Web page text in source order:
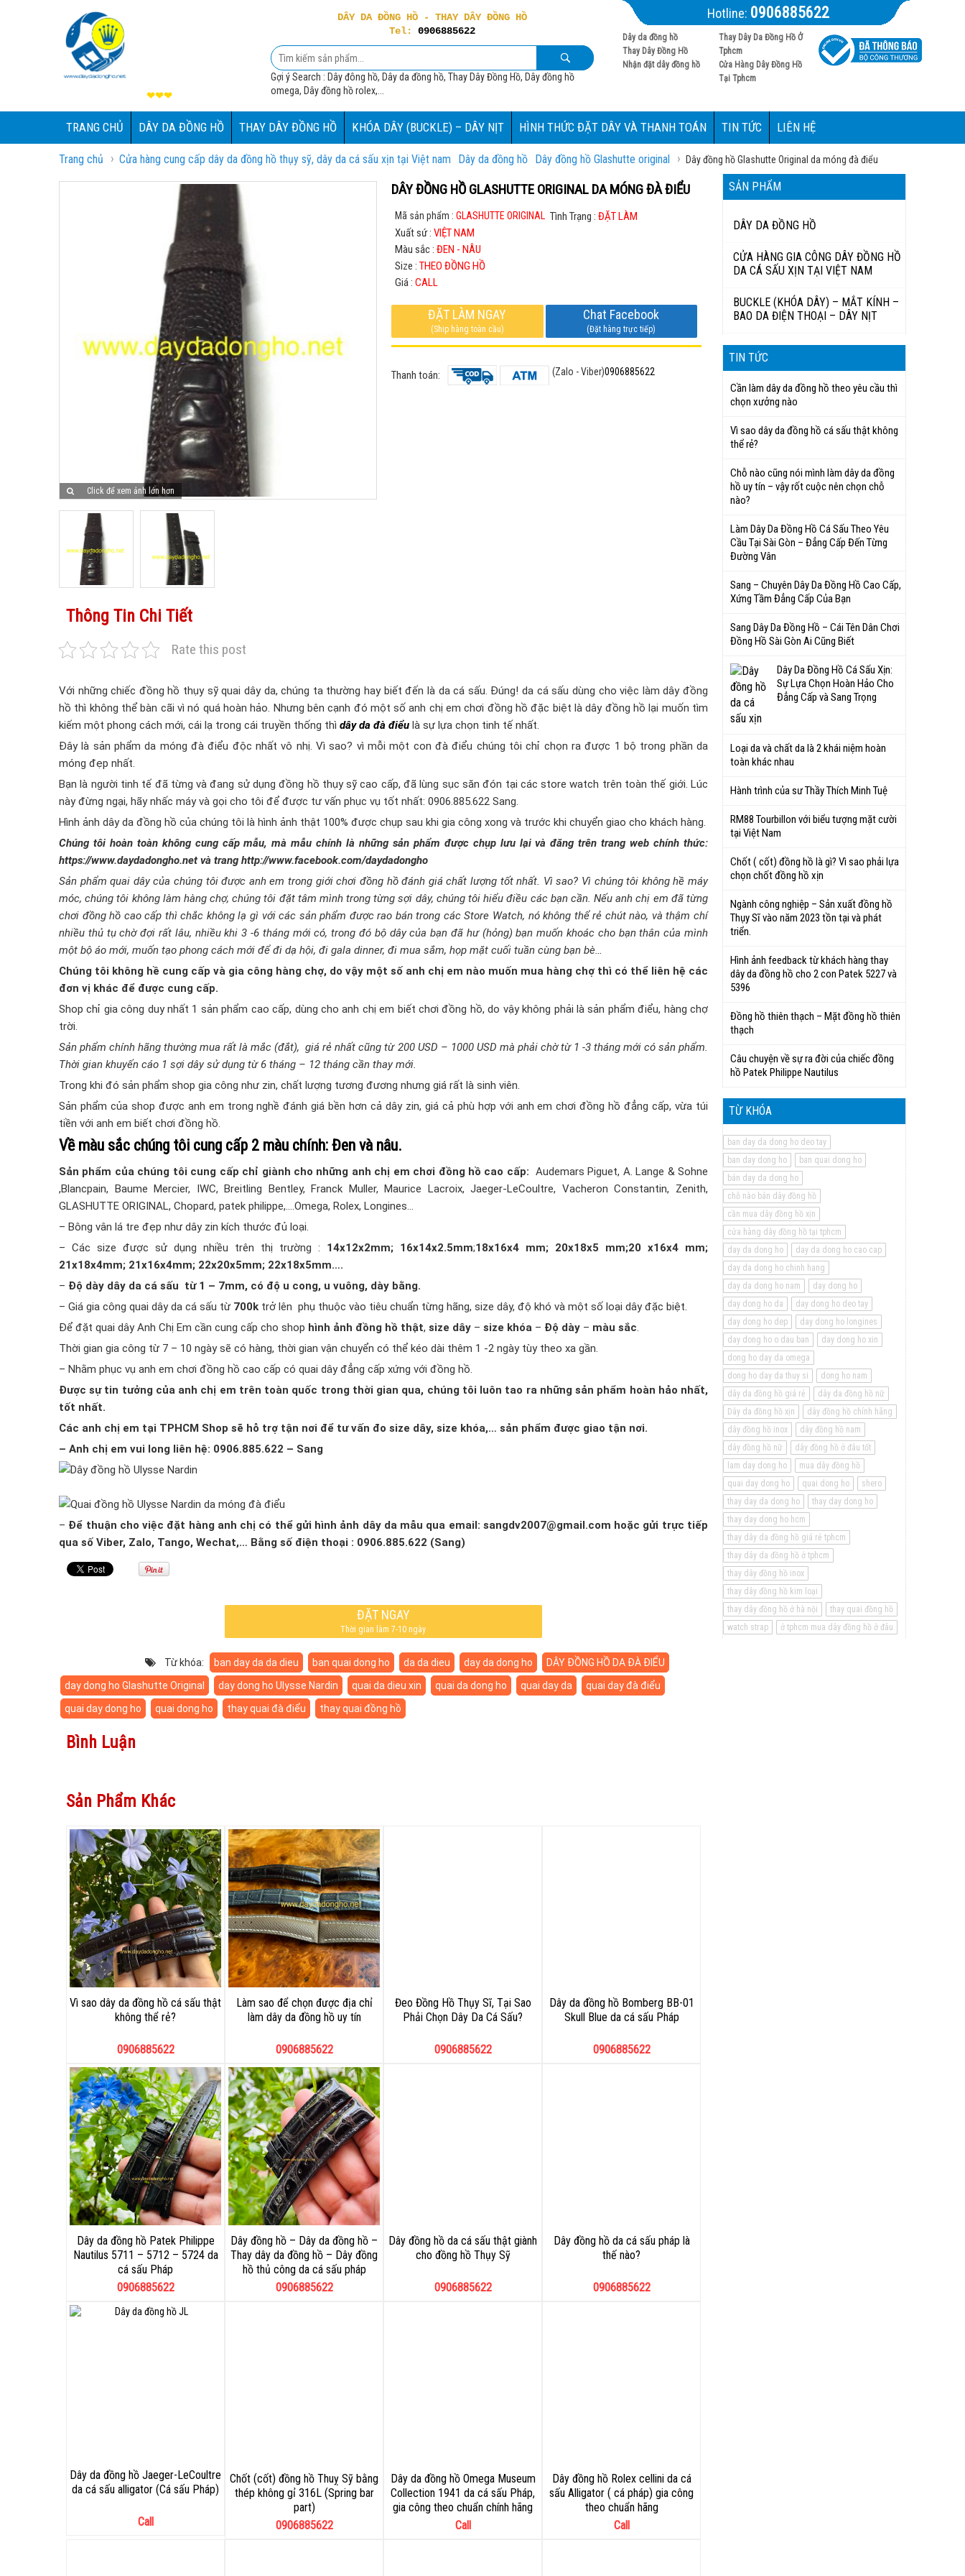
❤❤❤
DÂY DA ĐỒNG HỒ - THAY DÂY ĐỒNG HỒ
Tel: 0906885622
Gợi ý Search : Dây đông hồ, Dây da đồng hồ, Thay Dây Đồng Hồ, Dây đồng hồ
omega, Dây đồng hồ rolex,...
Hotline: 0906885622
Dây da đồng hồ
Thay Dây Đồng Hồ
Nhận đặt dây đồng hồ
Thay Dây Da Đồng Hồ Ở
Tphcm
Cửa Hàng Dây Đồng Hồ
Tại Tphcm
TRANG CHỦ DÂY DA ĐỒNG HỒ THAY DÂY ĐỒNG HỒ KHÓA DÂY (BUCKLE) – DÂY NỊT HÌNH THỨC ĐẶT DÂY VÀ THANH TOÁN TIN TỨC LIÊN HỆ
Trang chủ › Cửa hàng cung cấp dây da đồng hồ thụy sỹ, dây da cá sấu xịn tại Việt nam Dây da đồng hồ Dây đồng hồ Glashutte original › Dây đồng hồ Glashutte Original da móng đà điểu
Click để xem ảnh lớn hơn
DÂY ĐỒNG HỒ GLASHUTTE ORIGINAL DA MÓNG ĐÀ ĐIỂU
Mã sản phẩm : GLASHUTTE ORIGINAL Tình Trạng : ĐẶT LÀM
Xuất sứ : VIỆT NAM
Màu sắc : ĐEN - NÂU
Size : THEO ĐỒNG HỒ
Giá : CALL
ĐẶT LÀM NGAY
(Ship hàng toàn cầu)
Chat Facebook
(Đặt hàng trực tiếp)
Thanh toán: (Zalo - Viber)0906885622
Thông Tin Chi Tiết
Rate this post
Với những chiếc đồng hồ thụy sỹ quai dây da, chúng ta thường hay biết đến là da cá sấu. Đúng! da cá sấu dùng cho việc làm dây đồng
hồ thì không thể bàn cãi vì nó quá hoàn hảo. Nhưng bên cạnh đó một số anh chị em chơi đồng hồ đặc biệt là dây đồng hồ lại muốn tìm
kiếm một phong cách mới, cái lạ trong cái truyền thống thì dây da đà điểu là sự lựa chọn tinh tế nhất.
Đây là sản phẩm da móng đà điểu độc nhất vô nhị. Vì sao? vì mỗi một con đà điểu chúng tôi chỉ chọn ra được 1 bộ trong phần da
móng đẹp nhất.
Bạn là người tinh tế đã từng và đang sử dụng đồng hồ thụy sỹ cao cấp, đã lùng sục săn đón tại các store watch trên toàn thế giới. Lúc
này đừng ngại, hãy nhấc máy và gọi cho tôi để được tư vấn phục vụ tốt nhất: 0906.885.622 Sang.
Hình ảnh dây da đồng hồ của chúng tôi là hình ảnh thật 100% được chụp sau khi gia công xong và trước khi chuyển giao cho khách hàng.
Chúng tôi hoàn toàn không cung cấp mẫu, mà mẫu chính là những sản phẩm được chụp lưu lại và đăng trên trang web chính thức:
https://www.daydadongho.net và trang http://www.facebook.com/daydadongho
Sản phẩm quai dây của chúng tôi được anh em trong giới chơi đồng hồ đánh giá chất lượng tốt nhất. Vì sao? Vì chúng tôi không hề máy
móc, chúng tôi không làm hàng chợ, chúng tôi đặt tâm mình trong từng sợi dây, chúng tôi hiểu điều các bạn cần. Nếu anh chị em đã từng
chơi đồng hồ cao cấp thì chắc không lạ gì với các sản phẩm được rao bán trong các Store Watch, nó không thể rẻ chút nào, và thậm chí
nhiều thủ tụ chờ đợi rất lâu, nhiều khi 3 -6 tháng mới có, trong đó bộ dây của bạn đã hư (hỏng) bạn muốn khoác cho bạn thân của mình
một bộ áo mới, muốn tạo phong cách mới để đi dạ hội, đi gala dinner, đi mua sắm, họp mặt cuối tuần cùng bạn bè…
Chúng tôi không hề cung cấp và gia công hàng chợ, do vậy một số anh chị em nào muốn mua hàng chợ thì có thể liên hệ các
đơn vị khác để được cung cấp.
Shop chỉ gia công duy nhất 1 sản phẩm cao cấp, dùng cho anh chị em biết chơi đồng hồ, do vậy không phải là sản phẩm điểu, hàng chợ
trời.
Sản phẩm chính hãng thường mua rất là mắc (đắt), giá rẻ nhất cũng từ 200 USD – 1000 USD mà phải chờ từ 1 -3 tháng mới có sản phẩm.
Thời gian khuyến cáo 1 sợi dây sử dụng từ 6 tháng – 12 tháng cần thay mới.
Trong khi đó sản phẩm shop gia công như zin, chất lượng tương đương nhưng giá rất là sinh viên.
Sản phẩm của shop được anh em trong nghề đánh giá bền hơn cả dây zin, giá cả phù hợp với anh em chơi đồng hồ đẳng cấp, vừa túi
tiền với anh em biết chơi đồng hồ.
Về màu sắc chúng tôi cung cấp 2 màu chính: Đen và nâu.
Sản phẩm của chúng tôi cung cấp chỉ giành cho những anh chị em chơi đồng hồ cao cấp: Audemars Piguet, A. Lange & Sohne
,Blancpain, Baume Mercier, IWC, Breitling Bentley, Franck Muller, Maurice Lacroix, Jaeger-LeCoultre, Vacheron Constantin, Zenith,
GLASHUTTE ORIGINAL, Chopard, patek philippe,….Omega, Rolex, Longines…
– Bông vân lá tre đẹp như dây zin kích thước đủ loại.
– Các size được sử dụng nhiều trên thị trường : 14x12x2mm; 16x14x2.5mm;18x16x4 mm; 20x18x5 mm;20 x16x4 mm;
21x18x4mm; 21x16x4mm; 22x20x5mm; 22x18x5mm….
– Độ dày dây da cá sấu từ 1 – 7mm, có độ u cong, u vuông, dày bằng.
– Giá gia công quai dây da cá sấu từ 700k trở lên phụ thuộc vào tiêu chuẩn từng hãng, size dây, độ khó và một số loại dây đặc biệt.
Để đặt quai dây Anh Chị Em cần cung cấp cho shop hình ảnh đồng hồ thật, size dây – size khóa – Độ dày – màu sắc.
Thời gian gia công từ 7 – 10 ngày sẽ có hàng, thời gian vận chuyển có thể kéo dài thêm 1 -2 ngày tùy theo xa gần.
– Nhằm phục vụ anh em chơi đồng hồ cao cấp có quai dây đẳng cấp xứng với đồng hồ.
Được sự tin tưởng của anh chị em trên toàn quốc trong thời gian qua, chúng tôi luôn tao ra những sản phẩm hoàn hảo nhất,
tốt nhất.
Các anh chị em tại TPHCM Shop sẽ hỗ trợ tận nơi để tư vấn đo size dây, size khóa,… sản phẩm được giao tận nơi.
– Anh chị em vui long liên hệ: 0906.885.622 – Sang
– Để thuận cho việc đặt hàng anh chị có thể gửi hình ảnh dây da mẫu qua email: sangdv2007@gmail.com hoặc gửi trực tiếp
qua số Viber, Zalo, Tango, Wechat,… Bằng số điện thoại : 0906.885.622 (Sang)
ĐẶT NGAY
Thời gian làm 7-10 ngày
Từ khóa: ban day da da dieu ban quai dong ho da da dieu day da dong ho
DÂY ĐỒNG HỒ DA ĐÀ ĐIỂU
day dong ho Glashutte Original
day dong ho Ulysse Nardin quai da dieu xin quai da dong ho quai day da
quai day đà điểu
quai day dong ho
quai dong ho thay quai đà điểu thay quai đồng hồ
Bình Luận
Sản Phẩm Khác
Vì sao dây da đồng hồ cá sấu thật
không thể rẻ?
0906885622
Làm sao để chọn được địa chỉ
làm dây da đồng hồ uy tín
0906885622
Đeo Đồng Hồ Thụy Sĩ, Tại Sao
Phải Chọn Dây Da Cá Sấu?
0906885622
Dây da đồng hồ Bomberg BB-01
Skull Blue da cá sấu Pháp
0906885622
Dây da đồng hồ Patek Philippe
Nautilus 5711 – 5712 – 5724 da
cá sấu Pháp
0906885622
Dây đồng hồ – Dây da đồng hồ –
Thay dây da đồng hồ – Dây đồng
hồ thủ công da cá sấu pháp
0906885622
Dây đồng hồ da cá sấu thật giành
cho đồng hồ Thụy Sỹ
0906885622
Dây đồng hồ da cá sấu pháp là
thế nào?
0906885622
Dây da đồng hồ Jaeger-LeCoultre
da cá sấu alligator (Cá sấu Pháp)
Call
Chốt (cốt) đồng hồ Thuỵ Sỹ bằng
thép không gỉ 316L (Spring bar
part)
0906885622
Dây da đồng hồ Omega Museum
Collection 1941 da cá sấu Pháp,
gia công theo chuẩn chính hãng
Call
Dây đồng hồ Rolex cellini da cá
sấu Alligator ( cá pháp) gia công
theo chuẩn hãng
Call
SẢN PHẨM
DÂY DA ĐỒNG HỒ
CỬA HÀNG GIA CÔNG DÂY ĐỒNG HỒ
DA CÁ SẤU XỊN TẠI VIỆT NAM
BUCKLE (KHÓA DÂY) – MẮT KÍNH –
BAO DA ĐIỆN THOẠI – DÂY NỊT
TIN TỨC
Cần làm dây da đồng hồ theo yêu cầu thì
chọn xưởng nào
Vì sao dây da đồng hồ cá sấu thật không
thể rẻ?
Chỗ nào cũng nói mình làm dây da đồng
hồ uy tín – vậy rốt cuộc nên chọn chỗ
nào?
Làm Dây Da Đồng Hồ Cá Sấu Theo Yêu
Cầu Tại Sài Gòn – Đẳng Cấp Đến Từng
Đường Vân
Sang – Chuyên Dây Da Đồng Hồ Cao Cấp,
Xứng Tầm Đẳng Cấp Của Bạn
Sang Dây Da Đồng Hồ – Cái Tên Dân Chơi
Đồng Hồ Sài Gòn Ai Cũng Biết
Dây Da Đồng Hồ Cá Sấu Xịn:
Sự Lựa Chọn Hoàn Hảo Cho
Đẳng Cấp và Sang Trọng
Loại da và chất da là 2 khái niệm hoàn
toàn khác nhau
Hành trình của sư Thầy Thích Minh Tuệ
RM88 Tourbillon với biểu tượng mặt cười
tại Việt Nam
Chốt ( cốt) đồng hồ là gì? Vì sao phải lựa
chọn chốt đồng hồ xịn
Ngành công nghiệp – Sản xuất đồng hồ
Thụy Sĩ vào năm 2023 tồn tại và phát
triển.
Hình ảnh feedback từ khách hàng thay
dây da đồng hồ cho 2 con Patek 5227 và
5396
Đồng hồ thiên thạch – Mặt đồng hồ thiên
thạch
Câu chuyện về sự ra đời của chiếc đồng
hồ Patek Philippe Nautilus
TỪ KHÓA
ban day da dong ho deo tay
ban day dong ho
ban quai dong ho
bán day da dong ho
chỗ nào bán dây đồng hồ
cần mua dây đồng hồ xịn
cửa hàng dây đồng hồ tại tphcm
day da dong ho
day da dong ho cao cap
day da dong ho chinh hang
day da dong ho nam
day dong ho
day dong ho da
day dong ho deo tay
day dong ho dep
day dong ho longines
day dong ho o dau ban
day dong ho xin
dong ho day da omega
dong ho day da thuy si
dong ho nam
dây da đồng hồ giá rẻ
dây da đồng hồ nữ
Dây da đồng hồ xịn
dây đồng hồ chính hãng
dây đồng hồ inox
dây đồng hồ nam
dây đồng hồ nữ
dây đồng hồ ở đâu tốt
lam day dong ho
mua dây đồng hồ
quai day dong ho
quai dong ho
shero
thay day da dong ho
thay day dong ho
thay day dong ho hcm
thay dây da đồng hồ giá rẻ tphcm
thay dây da đồng hồ ở tphcm
thay dây đồng hồ inox
thay dây đồng hồ kim loại
thay dây đồng hồ ở hà nội
thay quai đồng hồ
watch strap
ở tphcm mua dây đồng hồ ở đâu